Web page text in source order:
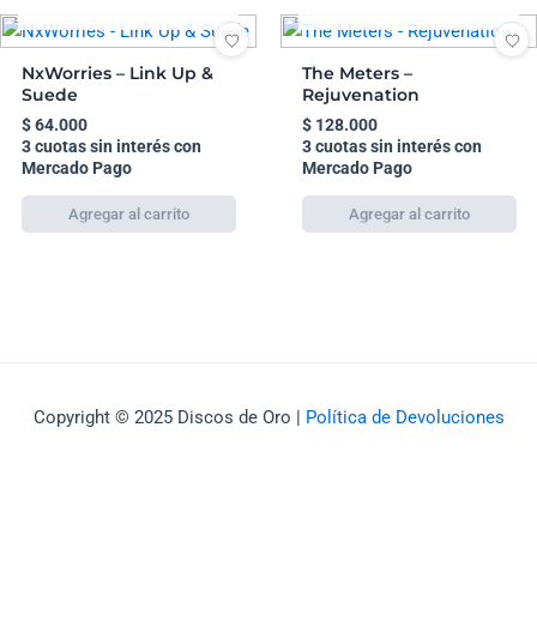
NxWorries – Link Up &
Suede
$64.000
3 cuotas sin interés con
Mercado Pago
The Meters –
Rejuvenation
$128.000
3 cuotas sin interés con
Mercado Pago
Copyright © 2025 Discos de Oro | Política de Devoluciones